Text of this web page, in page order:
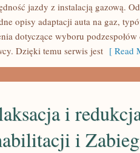
jazdy z instalacją gazową.
opisy adaptacji auta na gaz,
dotyczące wyboru
Dzięki temu serwis jest [ Read
i
i